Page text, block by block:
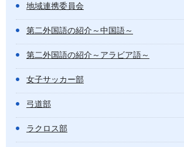
地域連携委員会
第二外国語の紹介～中国語～
第二外国語の紹介～アラビア語～
女子サッカー部
弓道部
ラクロス部